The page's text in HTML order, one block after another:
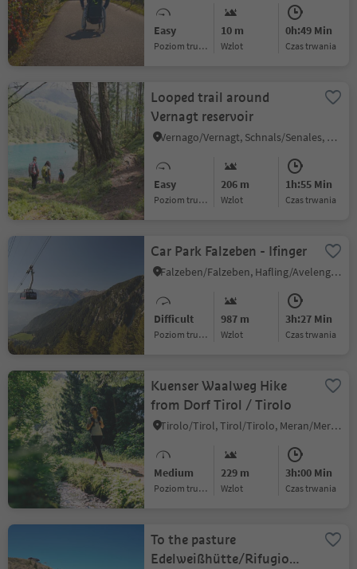
Easy
Poziom trudności
10 m
Wzlot
0h:49 Min
czas trwania
Looped trail around
Vernagt reservoir
Vernago/Vernagt, Schnals/Senales, Vinschgau/Val Venosta
Easy
Poziom trudności
206 m
Wzlot
1h:55 Min
czas trwania
Car Park Falzeben - Ifinger
Falzeben/Falzeben, Hafling/Avelengo, Bolzano/Bozen and environs
Difficult
Poziom trudności
987 m
Wzlot
3h:27 Min
czas trwania
Kuenser Waalweg Hike
from Dorf Tirol / Tirolo
Tirolo/Tirol, Tirol/Tirolo, Meran/Merano and environs
Medium
Poziom trudności
229 m
Wzlot
3h:00 Min
czas trwania
To the pasture
Edelweißhütte/Rifugio